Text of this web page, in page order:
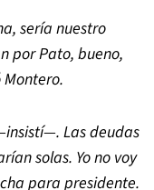
sería nuestro
por Pato, bueno,
Las deudas
solas. Yo no voy
para presidente.